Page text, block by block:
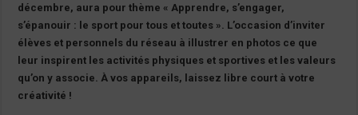
décembre, aura pour thème « Apprendre, s’engager,
s’épanouir : le sport pour tous et toutes ». L’occasion d’inviter
élèves et personnels du réseau à illustrer en photos ce que
leur inspirent les activités physiques et sportives et les valeurs
qu’on y associe. À vos appareils, laissez libre court à votre
créativité !